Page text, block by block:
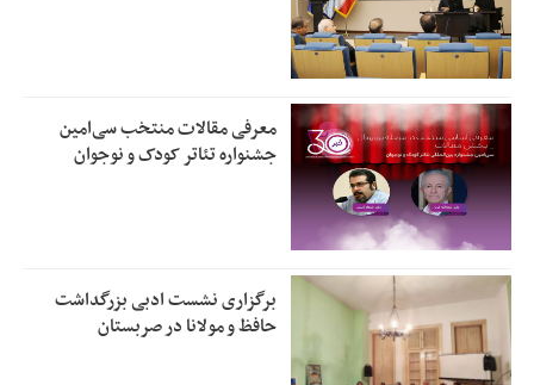
معرفی مقالات منتخب سی‌امین
جشنواره تئاتر کودک و نوجوان
برگزاری نشست ادبی بزرگداشت
حافظ و مولانا در صربستان